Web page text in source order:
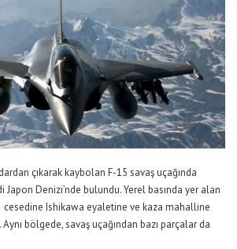
çıkarak kaybolan F-15 savaş uçağında
Denizi’nde bulundu. Yerel basında yer alan
Ishikawa eyaletine ve kaza mahalline
Aynı bölgede, savaş uçağından bazı parçalar da